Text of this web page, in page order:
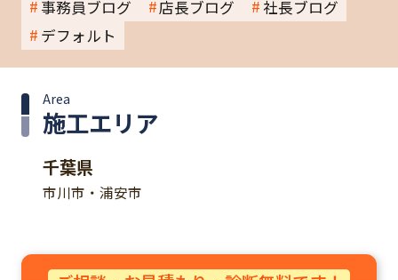
事務員ブログ 店長ブログ
社長ブログ
デフォルト
施工エリア
Area
千葉県
市川市・浦安市